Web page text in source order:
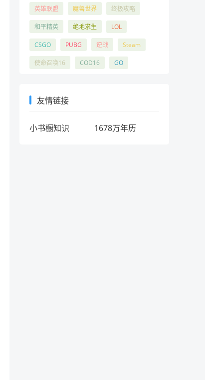
英雄联盟 魔兽世界 终极攻略
和平精英 绝地求生 LOL
CSGO PUBG 逆战 Steam
使命召唤16 COD16 GO
友情链接
小书橱知识 1678万年历